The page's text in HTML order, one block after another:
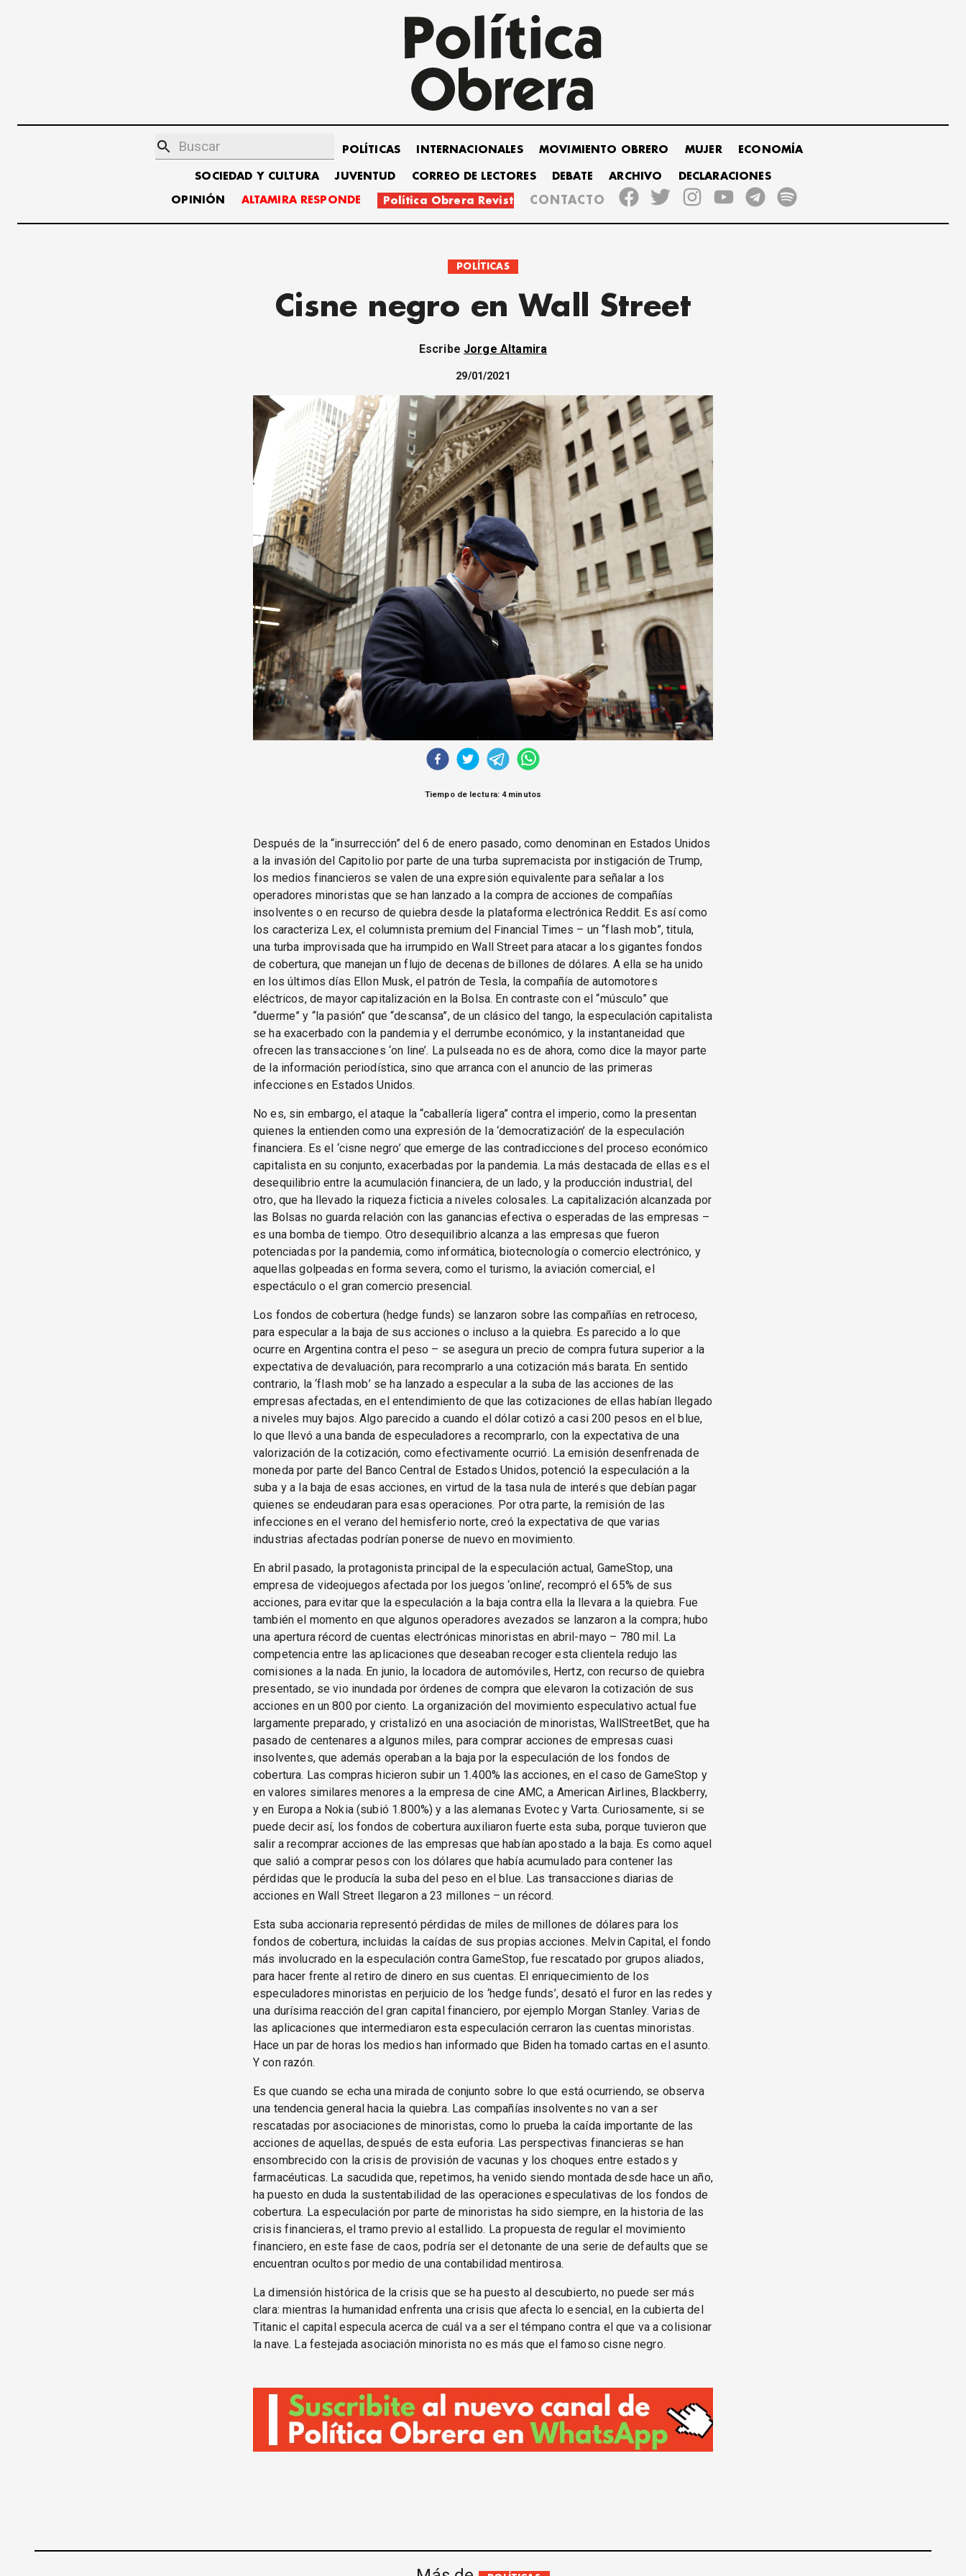
POLÍTICAS INTERNACIONALES MOVIMIENTO OBRERO MUJER ECONOMÍA
SOCIEDAD Y CULTURA JUVENTUD CORREO DE LECTORES DEBATE ARCHIVO DECLARACIONES
OPINIÓN ALTAMIRA RESPONDE Política Obrera Revista CONTACTO
POLÍTICAS
Cisne negro en Wall Street
Escribe Jorge Altamira
29/01/2021
Tiempo de lectura: 4 minutos
Después de la “insurrección” del 6 de enero pasado, como denominan en Estados Unidos
a la invasión del Capitolio por parte de una turba supremacista por instigación de Trump,
los medios financieros se valen de una expresión equivalente para señalar a los
operadores minoristas que se han lanzado a la compra de acciones de compañías
insolventes o en recurso de quiebra desde la plataforma electrónica Reddit. Es así como
los caracteriza Lex, el columnista premium del Financial Times – un “flash mob”, titula,
una turba improvisada que ha irrumpido en Wall Street para atacar a los gigantes fondos
de cobertura, que manejan un flujo de decenas de billones de dólares. A ella se ha unido
en los últimos días Ellon Musk, el patrón de Tesla, la compañía de automotores
eléctricos, de mayor capitalización en la Bolsa. En contraste con el “músculo” que
“duerme” y “la pasión” que “descansa”, de un clásico del tango, la especulación capitalista
se ha exacerbado con la pandemia y el derrumbe económico, y la instantaneidad que
ofrecen las transacciones ‘on line’. La pulseada no es de ahora, como dice la mayor parte
de la información periodística, sino que arranca con el anuncio de las primeras
infecciones en Estados Unidos.
No es, sin embargo, el ataque la “caballería ligera” contra el imperio, como la presentan
quienes la entienden como una expresión de la ‘democratización’ de la especulación
financiera. Es el ‘cisne negro’ que emerge de las contradicciones del proceso económico
capitalista en su conjunto, exacerbadas por la pandemia. La más destacada de ellas es el
desequilibrio entre la acumulación financiera, de un lado, y la producción industrial, del
otro, que ha llevado la riqueza ficticia a niveles colosales. La capitalización alcanzada por
las Bolsas no guarda relación con las ganancias efectiva o esperadas de las empresas –
es una bomba de tiempo. Otro desequilibrio alcanza a las empresas que fueron
potenciadas por la pandemia, como informática, biotecnología o comercio electrónico, y
aquellas golpeadas en forma severa, como el turismo, la aviación comercial, el
espectáculo o el gran comercio presencial.
Los fondos de cobertura (hedge funds) se lanzaron sobre las compañías en retroceso,
para especular a la baja de sus acciones o incluso a la quiebra. Es parecido a lo que
ocurre en Argentina contra el peso – se asegura un precio de compra futura superior a la
expectativa de devaluación, para recomprarlo a una cotización más barata. En sentido
contrario, la ‘flash mob’ se ha lanzado a especular a la suba de las acciones de las
empresas afectadas, en el entendimiento de que las cotizaciones de ellas habían llegado
a niveles muy bajos. Algo parecido a cuando el dólar cotizó a casi 200 pesos en el blue,
lo que llevó a una banda de especuladores a recomprarlo, con la expectativa de una
valorización de la cotización, como efectivamente ocurrió. La emisión desenfrenada de
moneda por parte del Banco Central de Estados Unidos, potenció la especulación a la
suba y a la baja de esas acciones, en virtud de la tasa nula de interés que debían pagar
quienes se endeudaran para esas operaciones. Por otra parte, la remisión de las
infecciones en el verano del hemisferio norte, creó la expectativa de que varias
industrias afectadas podrían ponerse de nuevo en movimiento.
En abril pasado, la protagonista principal de la especulación actual, GameStop, una
empresa de videojuegos afectada por los juegos ‘online’, recompró el 65% de sus
acciones, para evitar que la especulación a la baja contra ella la llevara a la quiebra. Fue
también el momento en que algunos operadores avezados se lanzaron a la compra; hubo
una apertura récord de cuentas electrónicas minoristas en abril-mayo – 780 mil. La
competencia entre las aplicaciones que deseaban recoger esta clientela redujo las
comisiones a la nada. En junio, la locadora de automóviles, Hertz, con recurso de quiebra
presentado, se vio inundada por órdenes de compra que elevaron la cotización de sus
acciones en un 800 por ciento. La organización del movimiento especulativo actual fue
largamente preparado, y cristalizó en una asociación de minoristas, WallStreetBet, que ha
pasado de centenares a algunos miles, para comprar acciones de empresas cuasi
insolventes, que además operaban a la baja por la especulación de los fondos de
cobertura. Las compras hicieron subir un 1.400% las acciones, en el caso de GameStop y
en valores similares menores a la empresa de cine AMC, a American Airlines, Blackberry,
y en Europa a Nokia (subió 1.800%) y a las alemanas Evotec y Varta. Curiosamente, si se
puede decir así, los fondos de cobertura auxiliaron fuerte esta suba, porque tuvieron que
salir a recomprar acciones de las empresas que habían apostado a la baja. Es como aquel
que salió a comprar pesos con los dólares que había acumulado para contener las
pérdidas que le producía la suba del peso en el blue. Las transacciones diarias de
acciones en Wall Street llegaron a 23 millones – un récord.
Esta suba accionaria representó pérdidas de miles de millones de dólares para los
fondos de cobertura, incluidas la caídas de sus propias acciones. Melvin Capital, el fondo
más involucrado en la especulación contra GameStop, fue rescatado por grupos aliados,
para hacer frente al retiro de dinero en sus cuentas. El enriquecimiento de los
especuladores minoristas en perjuicio de los ‘hedge funds’, desató el furor en las redes y
una durísima reacción del gran capital financiero, por ejemplo Morgan Stanley. Varias de
las aplicaciones que intermediaron esta especulación cerraron las cuentas minoristas.
Hace un par de horas los medios han informado que Biden ha tomado cartas en el asunto.
Y con razón.
Es que cuando se echa una mirada de conjunto sobre lo que está ocurriendo, se observa
una tendencia general hacia la quiebra. Las compañías insolventes no van a ser
rescatadas por asociaciones de minoristas, como lo prueba la caída importante de las
acciones de aquellas, después de esta euforia. Las perspectivas financieras se han
ensombrecido con la crisis de provisión de vacunas y los choques entre estados y
farmacéuticas. La sacudida que, repetimos, ha venido siendo montada desde hace un año,
ha puesto en duda la sustentabilidad de las operaciones especulativas de los fondos de
cobertura. La especulación por parte de minoristas ha sido siempre, en la historia de las
crisis financieras, el tramo previo al estallido. La propuesta de regular el movimiento
financiero, en este fase de caos, podría ser el detonante de una serie de defaults que se
encuentran ocultos por medio de una contabilidad mentirosa.
La dimensión histórica de la crisis que se ha puesto al descubierto, no puede ser más
clara: mientras la humanidad enfrenta una crisis que afecta lo esencial, en la cubierta del
Titanic el capital especula acerca de cuál va a ser el témpano contra el que va a colisionar
la nave. La festejada asociación minorista no es más que el famoso cisne negro.